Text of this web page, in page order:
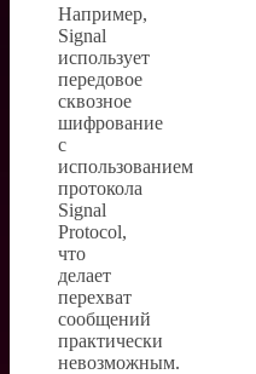
Например,
Signal
использует
передовое
сквозное
шифрование
с
использованием
протокола
Signal
Protocol,
что
делает
перехват
сообщений
практически
невозможным.